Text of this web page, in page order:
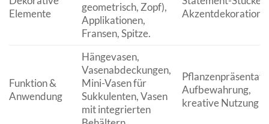
Elemente
geometrisch, Zopf),
Applikationen,
Fransen, Spitze.
Akzentdekoration
Funktion &
Anwendung
Hängevasen,
Vasenabdeckungen,
Mini-Vasen für
Sukkulenten, Vasen
mit integrierten
Aufbewahrung,
kreative Nutzung